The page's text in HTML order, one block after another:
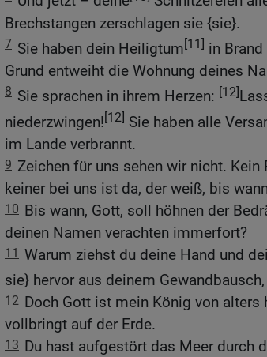
Brechstangen zerschlagen sie {sie}.
7 Sie haben dein Heiligtum[11] in
Grund entweiht die Wohnung deines
8 Sie sprachen in ihrem Herzen: [12]
niederzwingen![12] Sie haben alle
im Lande verbrannt.
9 Zeichen für uns sehen wir nicht.
keiner bei uns ist da, der weiß, bis
10 Bis wann, Gott, soll höhnen der
deinen Namen verachten immerfort?
11 Warum ziehst du deine Hand und
sie} hervor aus deinem
12 Doch Gott ist mein König von alters
vollbringt auf der Erde.
13 Du hast aufgestört das Meer durch